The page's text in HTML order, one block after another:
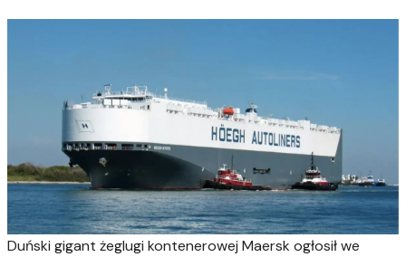
Duński gigant żeglugi kontenerowej Maersk ogłosił we